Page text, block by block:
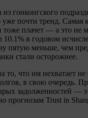
гонконгского
почти тренд. Самая
плачет — а это не
10.1% в годовом
пятую меньше, чем
стали осторожнее.
то, что им нехватает
в свою очередь.
задолженностей —
прогнозам Trust in